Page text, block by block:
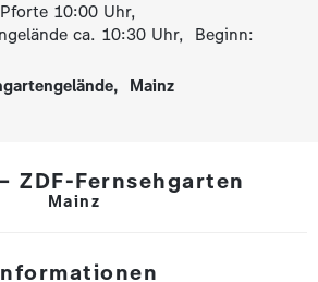
10:00 Uhr,
ca. 10:30 Uhr, Beginn:
, Mainz
ZDF-Fernsehgarten
Mainz